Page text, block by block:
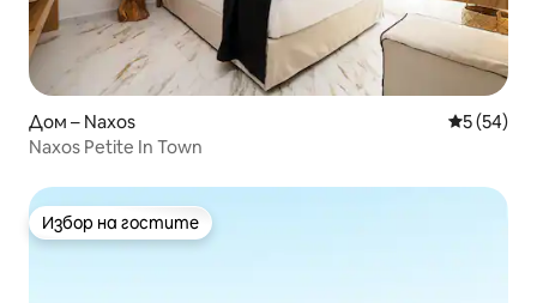
Дом – Naxos Средна
5 (54)
Naxos Petite In Town
Избор на гостите
Избор на гостите